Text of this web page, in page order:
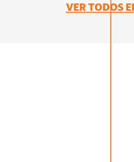
VER TODOS